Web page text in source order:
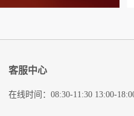
客服中心
在线时间：08:30-11:30 13:00-